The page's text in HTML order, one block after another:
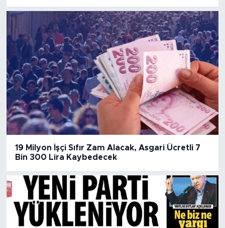
19 Milyon İşçi Sıfır Zam Alacak, Asgari Ücretli 7
Bin 300 Lira Kaybedecek